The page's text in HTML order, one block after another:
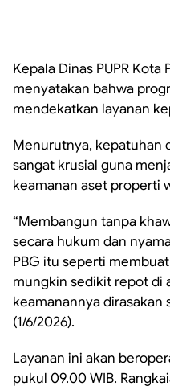
Kepala Dinas PUPR Kota
menyatakan bahwa
mendekatkan layanan
Menurutnya, kepatuhan
sangat krusial guna
keamanan aset properti
“Membangun tanpa
secara hukum dan
PBG itu seperti
mungkin sedikit repot di
keamanannya dirasakan
(1/6/2026).
Layanan ini akan
pukul 09.00 WIB.